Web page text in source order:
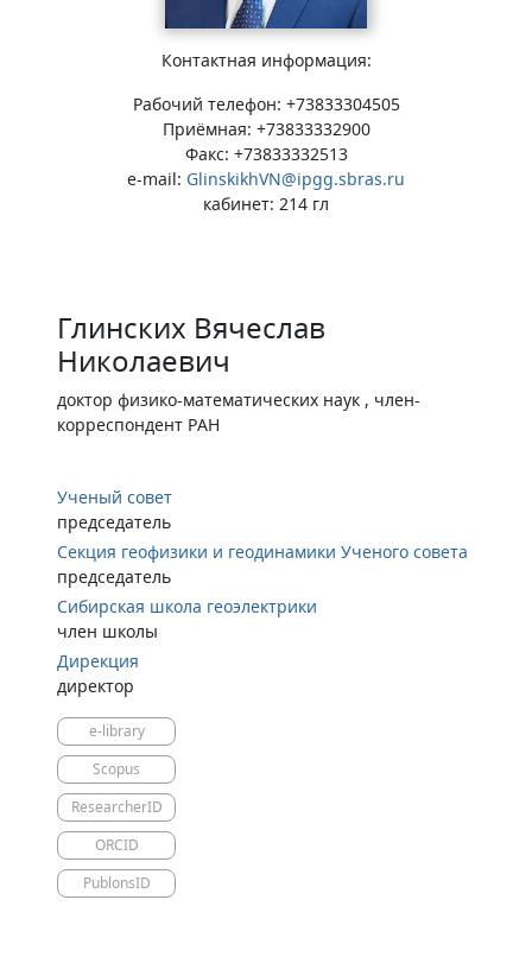
Контактная информация:
Рабочий телефон: +73833304505
Приёмная: +73833332900
Факс: +73833332513
e-mail: GlinskikhVN@ipgg.sbras.ru
кабинет: 214 гл
Глинских Вячеслав
Николаевич
доктор физико-математических наук , член-
корреспондент РАН
Ученый совет
председатель
Cекция геофизики и геодинамики Ученого совета
председатель
Сибирская школа геоэлектрики
член школы
Дирекция
директор
e-library
Scopus
ResearcherID
ORCID
PublonsID